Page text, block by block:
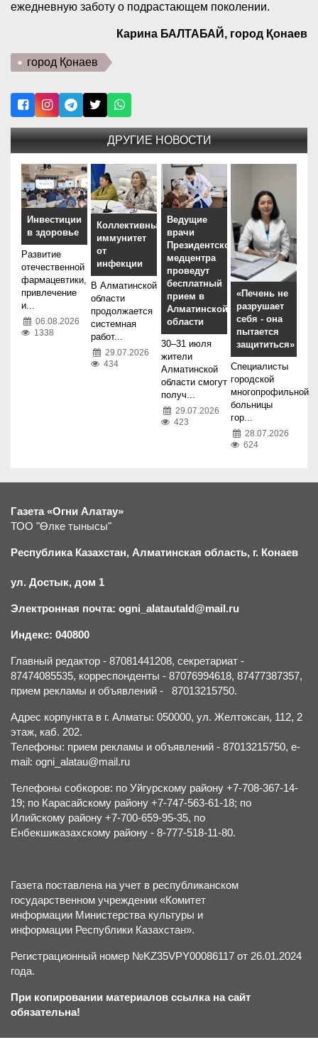
ежедневную заботу о подрастающем поколении.
Карина БАЛТАБАЙ, город Қонаев
город Қонаев
ДРУГИЕ НОВОСТИ
Инвестиции
в здоровье
Развитие
отечественной
фармацевтики,
привлечение
и...
06.08.2026
1338
Коллективный
иммунитет
от
инфекции
В Алматинской
области
продолжается
системная
работ...
29.07.2026
434
Ведущие
врачи
Президентского
медцентра
проведут
бесплатный
прием в
Алматинской
области
30–31 июля
жители
Алматинской
области смогут
получ...
29.07.2026
423
«Печень не
разрушает
себя - она
пытается
защититься»
Специалисты
городской
многопрофильной
больницы
гор...
28.07.2026
624
Газета «Огни Алатау»
ТОО "Өлке тынысы"
Республика Казахстан, Алматинская область, г. Конаев
ул. Достык, дом 1
Электронная почта: ogni_alatautald@mail.ru
Индекс: 040800
Главный редактор - 87081441208, секретариат -
87474085535, корреспонденты - 87076994618, 87477387357,
прием рекламы и объявлений - 87013215750.
Адрес корпункта в г. Алматы: 050000, ул. Желтоксан, 112, 2
этаж, каб. 202.
Телефоны: прием рекламы и объявлений - 87013215750, e-
mail: ogni_alatau@mail.ru
Телефоны собкоров: по Уйгурскому району +7-708-367-14-
19; по Карасайскому району +7-747-563-61-18; по
Илийскому району +7-700-659-95-35, по
Енбекшиказахскому району - 8-777-518-11-80.
Газета поставлена на учет в республиканском
государственном учреждении «Комитет
информации Министерства культуры и
информации Республики Казахстан».
Регистрационный номер №KZ35VPY00086117 от 26.01.2024
года.
При копировании материалов ссылка на сайт
обязательна!